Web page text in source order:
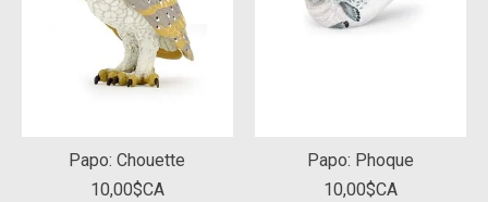
Papo: Chouette
10,00$CA
Papo: Phoque
10,00$CA